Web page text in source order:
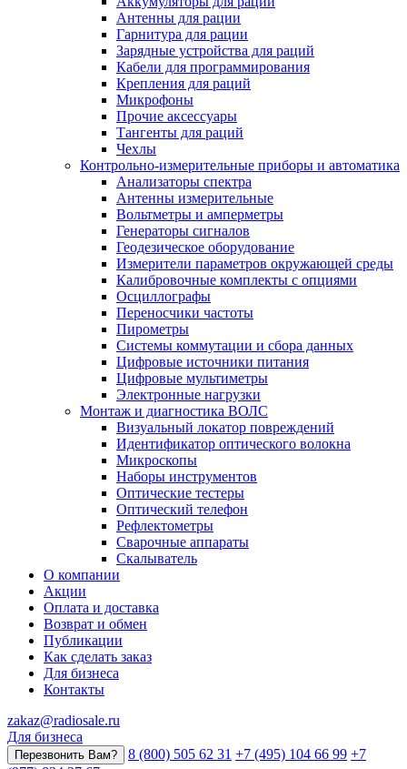
Антенны для рации
Гарнитура для рации
Зарядные устройства для раций
Кабели для программирования
Крепления для раций
Микрофоны
Прочие аксессуары
Тангенты для раций
Чехлы
Контрольно-измерительные приборы и автоматика
Анализаторы спектра
Антенны измерительные
Вольтметры и амперметры
Генераторы сигналов
Геодезическое оборудование
Измерители параметров окружающей среды
Калибровочные комплекты с опциями
Осциллографы
Переносчики частоты
Пирометры
Системы коммутации и сбора данных
Цифровые источники питания
Цифровые мультиметры
Электронные нагрузки
Монтаж и диагностика ВОЛС
Визуальный локатор повреждений
Идентификатор оптического волокна
Микроскопы
Наборы инструментов
Оптические тестеры
Оптический телефон
Рефлектометры
Сварочные аппараты
Скалыватель
О компании
Акции
Оплата и доставка
Возврат и обмен
Публикации
Как сделать заказ
Для бизнеса
Контакты
zakaz@radiosale.ru
Для бизнеса
Перезвонить Вам? 8 (800) 505 62 31 +7 (495) 104 66 99 +7